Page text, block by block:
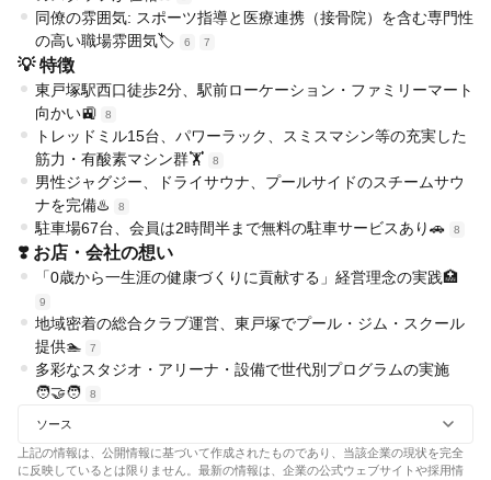
同僚の雰囲気: スポーツ指導と医療連携（接骨院）を含む専門性
の高い職場雰囲気🏷️
6 7
💡 特徴
東戸塚駅西口徒歩2分、駅前ローケーション・ファミリーマート
向かい🚉
8
トレッドミル15台、パワーラック、スミスマシン等の充実した
筋力・有酸素マシン群🏋️
8
男性ジャグジー、ドライサウナ、プールサイドのスチームサウ
ナを完備♨️
8
駐車場67台、会員は2時間半まで無料の駐車サービスあり🚗 8
❣️ お店・会社の想い
「0歳から一生涯の健康づくりに貢献する」経営理念の実践🏥
9
地域密着の総合クラブ運営、東戸塚でプール・ジム・スクール
提供🏊
7
多彩なスタジオ・アリーナ・設備で世代別プログラムの実施
🧑‍🤝‍🧑
8
ソース
上記の情報は、公開情報に基づいて作成されたものであり、当該企業の現状を完全
に反映しているとは限りません。最新の情報は、企業の公式ウェブサイトや採用情